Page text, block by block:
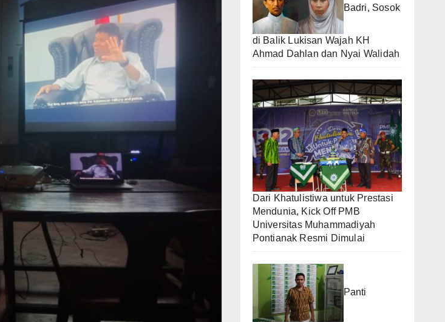
Badri, Sosok
di Balik Lukisan Wajah KH
Ahmad Dahlan dan Nyai Walidah
Dari Khatulistiwa untuk Prestasi
Mendunia, Kick Off PMB
Universitas Muhammadiyah
Pontianak Resmi Dimulai
Panti